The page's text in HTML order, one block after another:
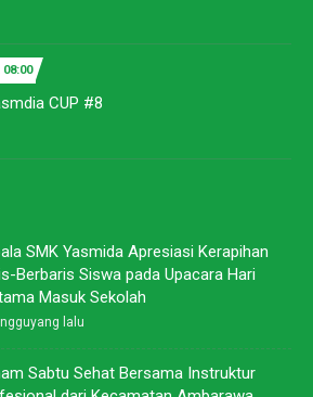
CUP #8
SMK Yasmida Apresiasi Kerapihan
Berbaris Siswa pada Upacara Hari
Masuk Sekolah
lalu
Sabtu Sehat Bersama Instruktur